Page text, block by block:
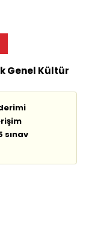
Genel Kültür
sınav